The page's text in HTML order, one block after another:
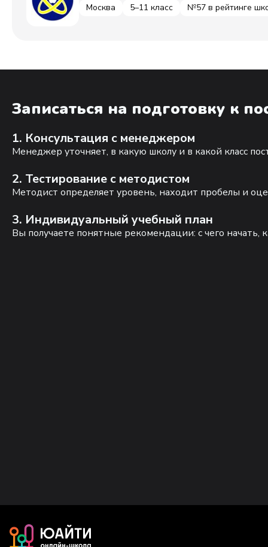
Москва 5–11 класс №57 в рейтинге
Записаться на подготовку к
1. Консультация с менеджером
Менеджер уточняет, в какую школу и в какой класс
2. Тестирование с методистом
Методист определяет уровень, находит пробелы и
3. Индивидуальный учебный план
Вы получаете понятные рекомендации: с чего начать,